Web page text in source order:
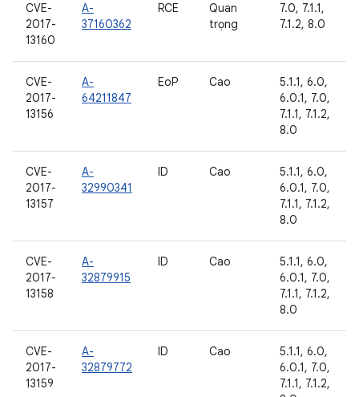
CVE-
2017-
13160
A-
37160362
RCE
Quan
trọng
7.0, 7.1.1,
7.1.2, 8.0
CVE-
2017-
13156
A-
64211847
EoP Cao
5.1.1, 6.0,
6.0.1, 7.0,
7.1.1, 7.1.2,
8.0
CVE-
2017-
13157
A-
32990341
ID Cao
5.1.1, 6.0,
6.0.1, 7.0,
7.1.1, 7.1.2,
8.0
CVE-
2017-
13158
A-
32879915
ID Cao
5.1.1, 6.0,
6.0.1, 7.0,
7.1.1, 7.1.2,
8.0
CVE-
2017-
13159
A-
32879772
ID Cao
5.1.1, 6.0,
6.0.1, 7.0,
7.1.1, 7.1.2,